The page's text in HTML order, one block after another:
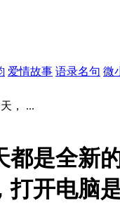
爱情故事 语录名句 微
， ...
是全新
开电脑